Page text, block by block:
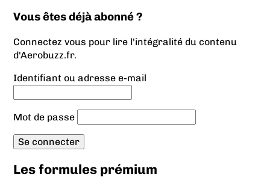
Vous êtes déjà abonné ?
Connectez vous pour lire l'intégralité du contenu
d'Aerobuzz.fr.
Identifiant ou adresse e-mail
Mot de passe
Les formules prémium